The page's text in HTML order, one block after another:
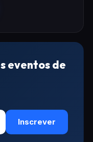
eventos de
Inscrever